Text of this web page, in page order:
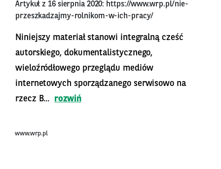
Artykuł z 16 sierpnia 2020: https://www.wrp.pl/nie-
przeszkadzajmy-rolnikom-w-ich-pracy/
Niniejszy materiał stanowi integralną cześć
autorskiego, dokumentalistycznego,
wieloźródłowego przeglądu mediów
internetowych sporządzanego serwisowo na
rzecz B...
rozwiń
www.wrp.pl